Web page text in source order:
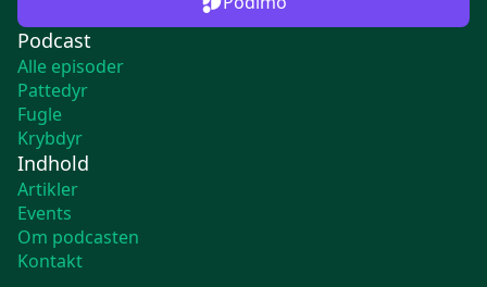
Podcast
Alle episoder
Pattedyr
Fugle
Krybdyr
Indhold
Artikler
Events
Om podcasten
Kontakt